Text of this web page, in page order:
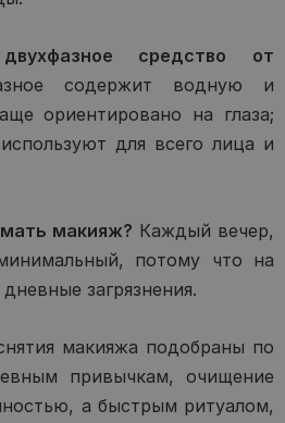
средство от
содержит водную и
ориентировано на глаза;
для всего лица и
макияж? Каждый вечер,
потому что на
загрязнения.
макияжа подобраны по
привычкам, очищение
а быстрым ритуалом,